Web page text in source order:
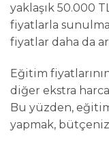
yaklaşık 50.000
fiyatlarla
fiyatlar daha da
Eğitim
diğer ekstra
Bu yüzden,
yapmak,